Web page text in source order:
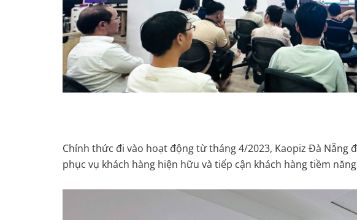
Chính thức đi vào hoạt động từ tháng 4/2023, Kaopiz Đà Nẵng
phục vụ khách hàng hiện hữu và tiếp cận khách hàng tiềm